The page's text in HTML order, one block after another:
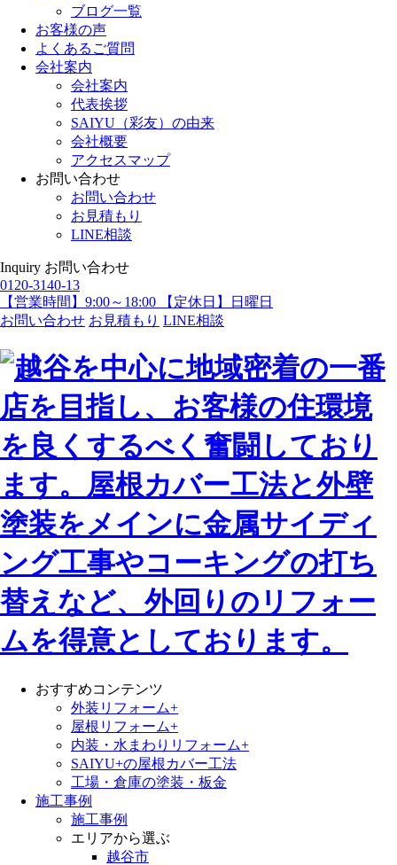
ブログ一覧
お客様の声
よくあるご質問
会社案内
会社案内
代表挨拶
SAIYU（彩友）の由来
会社概要
アクセスマップ
お問い合わせ
お問い合わせ
お見積もり
LINE相談
Inquiry お問い合わせ
0120-3140-13
【営業時間】9:00～18:00 【定休日】日曜日
お問い合わせ お見積もり LINE相談
おすすめコンテンツ
外装リフォーム+
屋根リフォーム+
内装・水まわりリフォーム+
SAIYU+の屋根カバー工法
工場・倉庫の塗装・板金
施工事例
施工事例
エリアから選ぶ
越谷市